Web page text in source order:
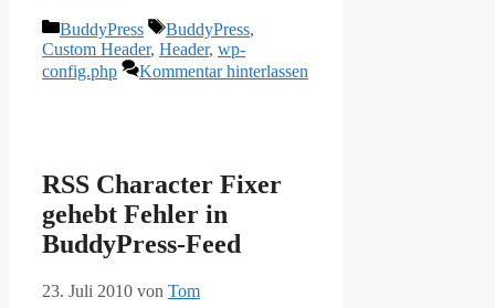
Kategorien
BuddyPress Schlagwörter
BuddyPress,
Custom Header, Header, wp-
config.php
Kommentar hinterlassen
RSS Character Fixer
gehebt Fehler in
BuddyPress-Feed
23. Juli 2010 von Tom